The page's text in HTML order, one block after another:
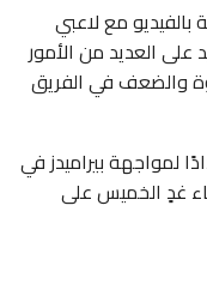
مع لاعبي
على العديد من الأمور
والضعف في الفريق
لمواجهة بيراميدز في
غدٍ الخميس على